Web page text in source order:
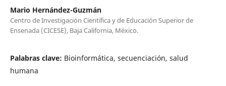
Mario Hernández-Guzmán
Centro de Investigación Científica y de Educación Superior de
Ensenada (CICESE), Baja California, México.
Palabras clave: Bioinformática, secuenciación, salud
humana